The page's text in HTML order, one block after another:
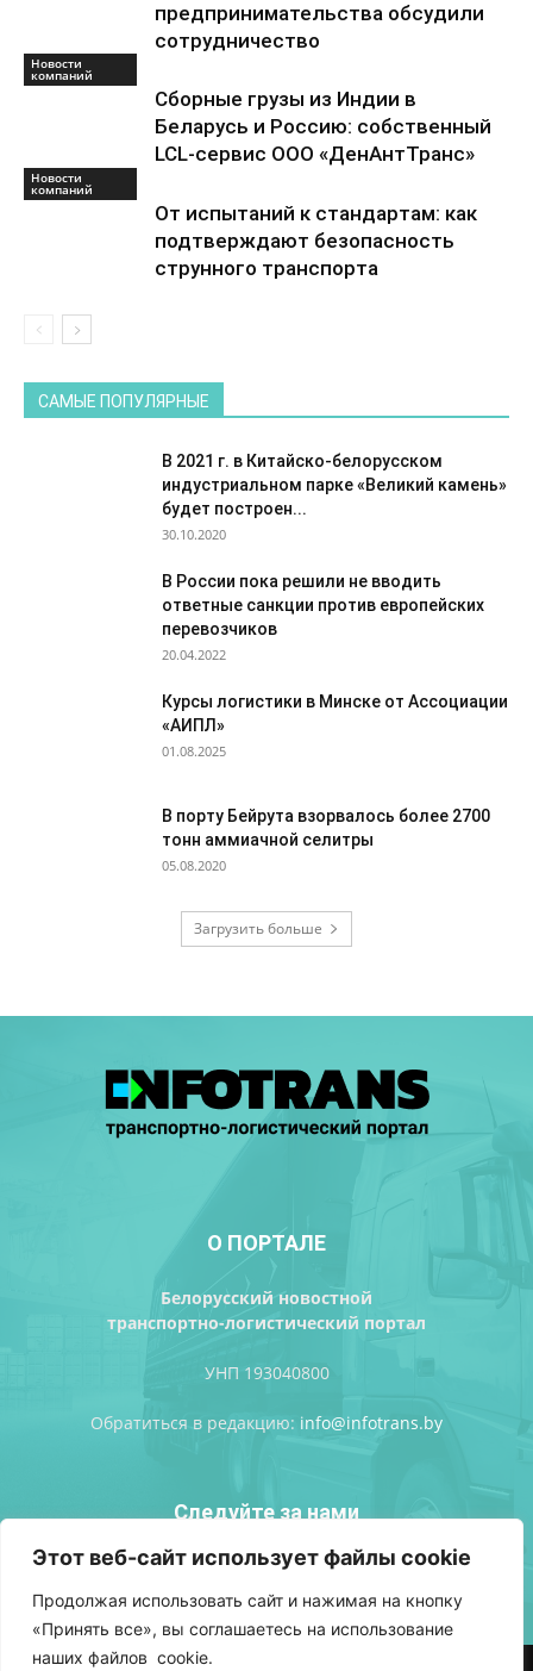
Этот веб-сайт использует файлы cookie
Продолжая использовать сайт и нажимая на кнопку
«Принять все», вы соглашаетесь на использование
наших файлов cookie.
предпринимательства обсудили
сотрудничество
Новости
компаний
Сборные грузы из Индии в
Беларусь и Россию: собственный
LCL-сервис ООО «ДенАнтТранс»
Новости
компаний
От испытаний к стандартам: как
подтверждают безопасность
струнного транспорта
САМЫЕ ПОПУЛЯРНЫЕ
В 2021 г. в Китайско-белорусском
индустриальном парке «Великий камень»
будет построен...
30.10.2020
В России пока решили не вводить
ответные санкции против европейских
перевозчиков
20.04.2022
Курсы логистики в Минске от Ассоциации
«АИПЛ»
01.08.2025
В порту Бейрута взорвалось более 2700
тонн аммиачной селитры
05.08.2020
Загрузить больше
О ПОРТАЛЕ
Белорусский новостной
транспортно-логистический портал
УНП 193040800
Обратиться в редакцию: info@infotrans.bу
Следуйте за нами